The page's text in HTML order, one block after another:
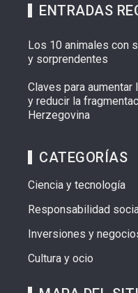
ENTRADAS
Los 10 animales con
y sorprendentes
Claves para
y reducir la
Herzegovina
CATEGORÍAS
Ciencia y tecnología
Responsabilidad
Inversiones y
Cultura y ocio